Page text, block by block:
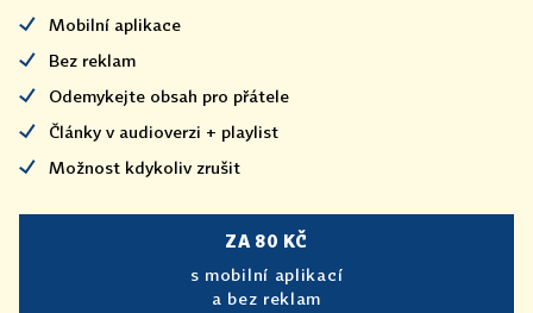
Mobilní aplikace
Bez reklam
Odemykejte obsah pro přátele
Články v audioverzi + playlist
Možnost kdykoliv zrušit
ZA 80 KČ
s mobilní aplikací
a bez reklam